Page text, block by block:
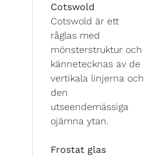
Cotswold
Cotswold är ett
råglas med
mönsterstruktur och
kännetecknas av de
vertikala linjerna och
den
utseendemässiga
ojämna ytan.
Frostat glas